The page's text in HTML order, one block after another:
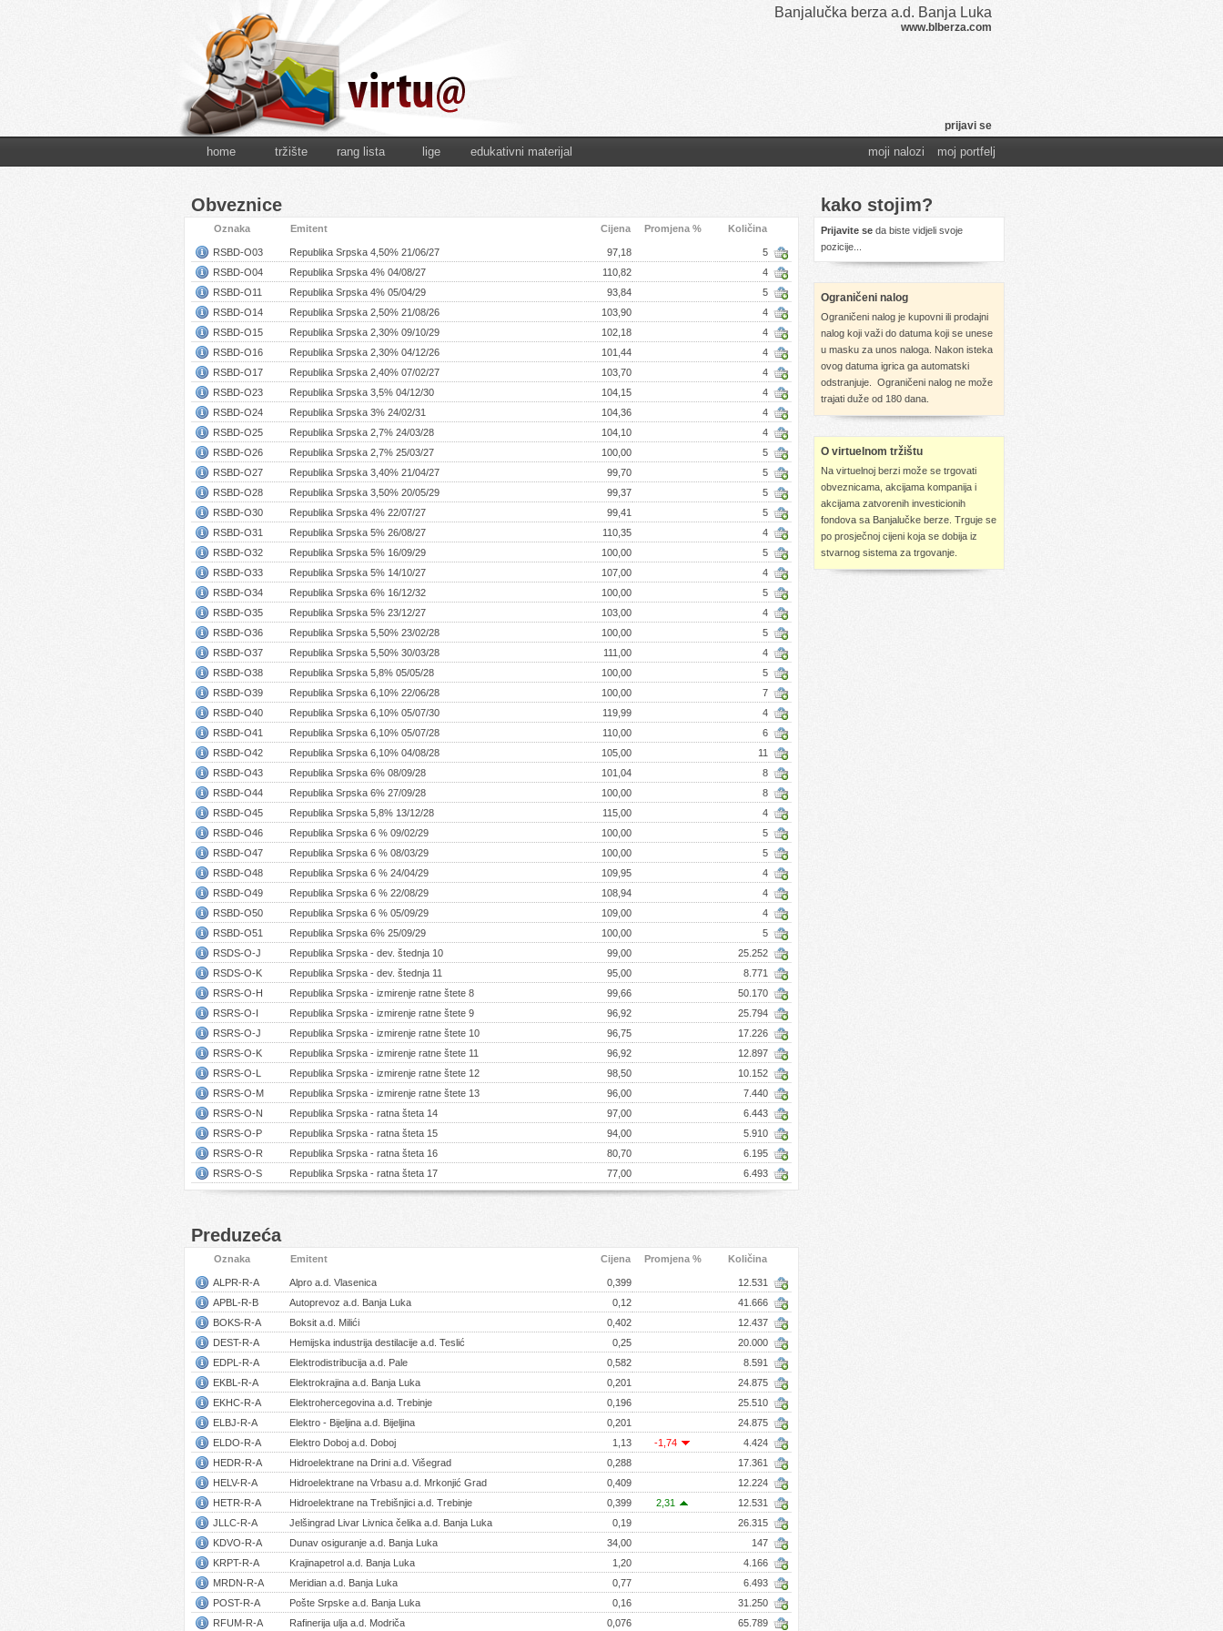
prijavi se
Banjalučka berza a.d. Banja Luka
www.blberza.com
home tržište rang lista lige edukativni materijal moji nalozi moj portfelj
Obveznice
Oznaka Emitent Cijena Promjena % Količina
RSBD-O03 Republika Srpska 4,50% 21/06/27 97,18
5
RSBD-O04
Republika Srpska 4% 04/08/27 110,82
4
RSBD-O11
Republika Srpska 4% 05/04/29 93,84
5
RSBD-O14
Republika Srpska 2,50% 21/08/26 103,90
4
RSBD-O15
Republika Srpska 2,30% 09/10/29 102,18
4
RSBD-O16
Republika Srpska 2,30% 04/12/26 101,44
4
RSBD-O17
Republika Srpska 2,40% 07/02/27 103,70
4
RSBD-O23
Republika Srpska 3,5% 04/12/30 104,15
4
RSBD-O24
Republika Srpska 3% 24/02/31 104,36
4
RSBD-O25
Republika Srpska 2,7% 24/03/28 104,10
4
RSBD-O26
Republika Srpska 2,7% 25/03/27 100,00
5
RSBD-O27
Republika Srpska 3,40% 21/04/27 99,70
5
RSBD-O28
Republika Srpska 3,50% 20/05/29 99,37
5
RSBD-O30
Republika Srpska 4% 22/07/27 99,41
5
RSBD-O31
Republika Srpska 5% 26/08/27 110,35
4
RSBD-O32
Republika Srpska 5% 16/09/29 100,00
5
RSBD-O33
Republika Srpska 5% 14/10/27 107,00
4
RSBD-O34
Republika Srpska 6% 16/12/32 100,00
5
RSBD-O35
Republika Srpska 5% 23/12/27 103,00
4
RSBD-O36
Republika Srpska 5,50% 23/02/28 100,00
5
RSBD-O37
Republika Srpska 5,50% 30/03/28 111,00
4
RSBD-O38
Republika Srpska 5,8% 05/05/28 100,00
5
RSBD-O39
Republika Srpska 6,10% 22/06/28 100,00
7
RSBD-O40
Republika Srpska 6,10% 05/07/30 119,99
4
RSBD-O41
Republika Srpska 6,10% 05/07/28 110,00
6
RSBD-O42
Republika Srpska 6,10% 04/08/28 105,00
11
RSBD-O43
Republika Srpska 6% 08/09/28 101,04
8
RSBD-O44
Republika Srpska 6% 27/09/28 100,00
8
RSBD-O45
Republika Srpska 5,8% 13/12/28 115,00
4
RSBD-O46
Republika Srpska 6 % 09/02/29 100,00
5
RSBD-O47
Republika Srpska 6 % 08/03/29 100,00
5
RSBD-O48
Republika Srpska 6 % 24/04/29 109,95
4
RSBD-O49
Republika Srpska 6 % 22/08/29 108,94
4
RSBD-O50
Republika Srpska 6 % 05/09/29 109,00
4
RSBD-O51
Republika Srpska 6% 25/09/29 100,00
5
RSDS-O-J
Republika Srpska - dev. štednja 10 99,00
25.252
RSDS-O-K
Republika Srpska - dev. štednja 11 95,00
8.771
RSRS-O-H
Republika Srpska - izmirenje ratne štete 8 99,66
50.170
RSRS-O-I
Republika Srpska - izmirenje ratne štete 9 96,92
25.794
RSRS-O-J
Republika Srpska - izmirenje ratne štete 10 96,75
17.226
RSRS-O-K
Republika Srpska - izmirenje ratne štete 11 96,92
12.897
RSRS-O-L
Republika Srpska - izmirenje ratne štete 12 98,50
10.152
RSRS-O-M
Republika Srpska - izmirenje ratne štete 13 96,00
7.440
RSRS-O-N
Republika Srpska - ratna šteta 14 97,00
6.443
RSRS-O-P
Republika Srpska - ratna šteta 15 94,00
5.910
RSRS-O-R
Republika Srpska - ratna šteta 16 80,70
6.195
RSRS-O-S
Republika Srpska - ratna šteta 17 77,00 6.493
Preduzeća
Oznaka Emitent Cijena Promjena % Količina
ALPR-R-A Alpro a.d. Vlasenica 0,399
12.531
APBL-R-B
Autoprevoz a.d. Banja Luka 0,12
41.666
BOKS-R-A
Boksit a.d. Milići 0,402
12.437
DEST-R-A
Hemijska industrija destilacije a.d. Teslić 0,25
20.000
EDPL-R-A
Elektrodistribucija a.d. Pale 0,582
8.591
EKBL-R-A
Elektrokrajina a.d. Banja Luka 0,201
24.875
EKHC-R-A
Elektrohercegovina a.d. Trebinje 0,196
25.510
ELBJ-R-A
Elektro - Bijeljina a.d. Bijeljina 0,201
24.875
ELDO-R-A
Elektro Doboj a.d. Doboj 1,13 -1,74
4.424
HEDR-R-A
Hidroelektrane na Drini a.d. Višegrad 0,288
17.361
HELV-R-A
Hidroelektrane na Vrbasu a.d. Mrkonjić Grad 0,409
12.224
HETR-R-A
Hidroelektrane na Trebišnjici a.d. Trebinje 0,399 2,31
12.531
JLLC-R-A
Jelšingrad Livar Livnica čelika a.d. Banja Luka 0,19
26.315
KDVO-R-A
Dunav osiguranje a.d. Banja Luka 34,00
147
KRPT-R-A
Krajinapetrol a.d. Banja Luka 1,20
4.166
MRDN-R-A
Meridian a.d. Banja Luka 0,77
6.493
POST-R-A
Pošte Srpske a.d. Banja Luka 0,16
31.250
RFUM-R-A
Rafinerija ulja a.d. Modriča 0,076 65.789
kako stojim?
Prijavite se da biste vidjeli svoje
pozicije...
Ograničeni nalog
Ograničeni nalog je kupovni ili prodajni
nalog koji važi do datuma koji se unese
u masku za unos naloga. Nakon isteka
ovog datuma igrica ga automatski
odstranjuje. Ograničeni nalog ne može
trajati duže od 180 dana.
O virtuelnom tržištu
Na virtuelnoj berzi može se trgovati
obveznicama, akcijama kompanija i
akcijama zatvorenih investicionih
fondova sa Banjalučke berze. Trguje se
po prosječnoj cijeni koja se dobija iz
stvarnog sistema za trgovanje.